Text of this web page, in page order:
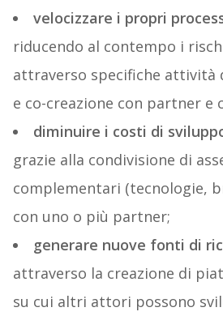
velocizzare i propri
riducendo al contempo i
attraverso specifiche attività
e co-creazione con partner e
diminuire i costi di
grazie alla condivisione di
complementari (tecnologie,
con uno o più partner;
generare nuove fonti di
attraverso la creazione di
su cui altri attori possono